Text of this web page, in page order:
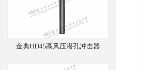
金典HD45高风压潜孔冲击器